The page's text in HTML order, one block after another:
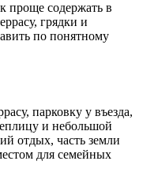
проще содержать в
грядки и
по понятному
парковку у въезда,
и небольшой
отдых, часть земли
для семейных